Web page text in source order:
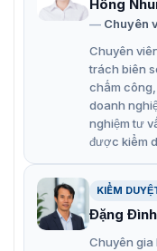
động.
Cảnh báo bằng
đôi, quang điện
Rào chắn có
sử dụng quay
Tự động gập
Đèn LED chỉ dẫn
Linh kiện điện tử
dài.
Hồng
Chuyên
Chuyên
trách biên
chấm
doanh
nghiệm tư
được kiểm
KIỂM
Đặng
Chuyên gia